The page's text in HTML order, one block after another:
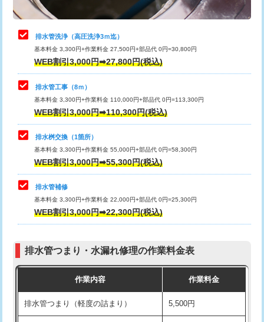
排水管工事（排水管工事/3ｍまで） 55,000円
排水管工事（追加 排水管工事/3ｍ超
え）
マス交換（土の掘削・埋め戻し作業）
マス交換（深さ50㎝未満）
マス交換（深さ50㎝以上）
コンクリート斫り（厚さ10㎝まで）
コンクリート斫り（厚さ10㎝超え）
モルタル補修（厚さ10㎝まで）
モルタル補修（厚さ10㎝超え）
追加人工 16,500円
現場見積
※給水管工事は20mmまでの価格です。
止水・漏水調査・防水処理・清掃・修
理・調整・分解・加工など（中作業）
22,000円
止水・漏水調査・防水処理・清掃・修
理・調整・分解・加工など（重作業）
33,000円
その他部品の脱着
交換・取付（タンク）
交換・取付(単水栓（壁付・デッキ
式）)
交換・取付(混合水栓（壁付・デッキ
式・ワンホール）)
16,500円+材料費
交換・取付(排水栓・排水トラップ
交換・取付（その他部品） 11,000円+材料費
持込商品取付（単水栓） 13,200円
持込商品取付（混合水栓） 16,500円
持込商品取付（浄水器・分岐水栓） 16,500円
排水管洗浄（高圧洗浄3ｍ迄）
基本料金 3,300円+作業料金 27,500円+部品代 0円=30,800円
WEB割引3,000円➡27,800円(税込)
排水管工事（8ｍ）
基本料金 3,300円+作業料金 110,000円+部品代 0円=113,300円
WEB割引3,000円➡110,300円(税込)
排水桝交換（1箇所）
基本料金 3,300円+作業料金 55,000円+部品代 0円=58,300円
WEB割引3,000円➡55,300円(税込)
排水管補修
基本料金 3,300円+作業料金 22,000円+部品代 0円=25,300円
WEB割引3,000円➡22,300円(税込)
排水管つまり・水漏れ修理の作業料金表
作業内容 作業料金
排水管つまり（軽度の詰まり） 5,500円